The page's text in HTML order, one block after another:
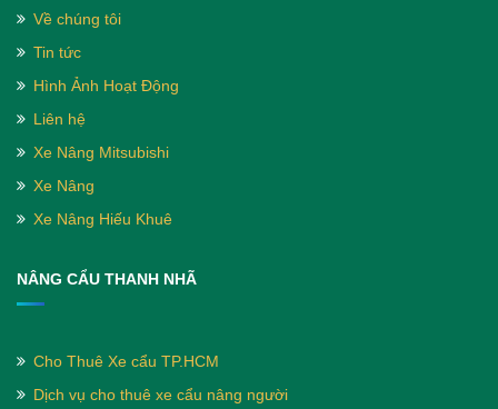
Về chúng tôi
Tin tức
Hình Ảnh Hoạt Động
Liên hệ
Xe Nâng Mitsubishi
Xe Nâng
Xe Nâng Hiếu Khuê
NÂNG CẨU THANH NHÃ
Cho Thuê Xe cẩu TP.HCM
Dịch vụ cho thuê xe cẩu nâng người